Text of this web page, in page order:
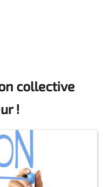
collective
!